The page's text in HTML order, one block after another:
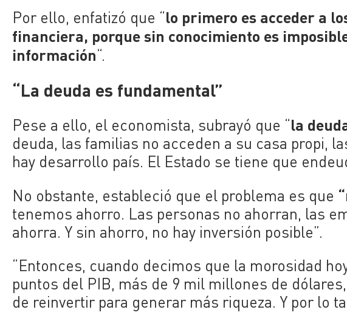
Por ello, enfatizó que “lo primero es acceder a
financiera, porque sin conocimiento es
información“.
“La deuda es fundamental”
Pese a ello, el economista, subrayó que “la
deuda, las familias no acceden a su casa propi,
hay desarrollo país. El Estado se tiene que
No obstante, estableció que el problema es que
tenemos ahorro. Las personas no ahorran, las
ahorra. Y sin ahorro, no hay inversión posible”.
“Entonces, cuando decimos que la morosidad
puntos del PIB, más de 9 mil millones de
de reinvertir para generar más riqueza. Y por lo